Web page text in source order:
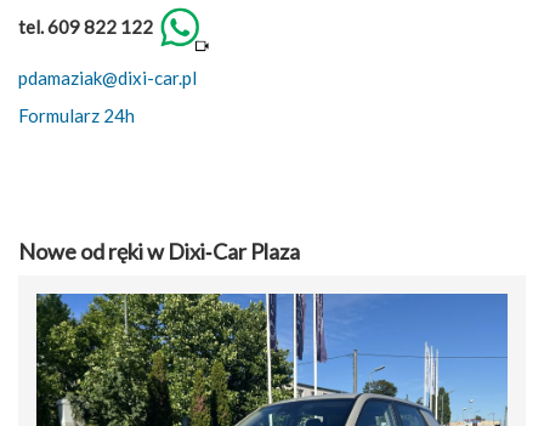
tel. 609 822 122
pdamaziak@dixi-car.pl
Formularz 24h
Nowe od ręki w Dixi‑Car Plaza